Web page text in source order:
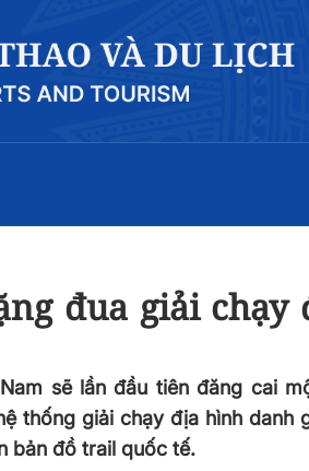
đua giải
sẽ lần đầu tiên đăng cai
thống giải chạy địa hình danh
bản đồ trail quốc tế.